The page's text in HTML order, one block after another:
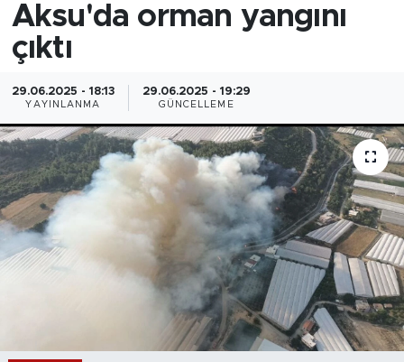
Aksu'da orman yangını
çıktı
29.06.2025 - 18:13
YAYINLANMA
29.06.2025 - 19:29
GÜNCELLEME